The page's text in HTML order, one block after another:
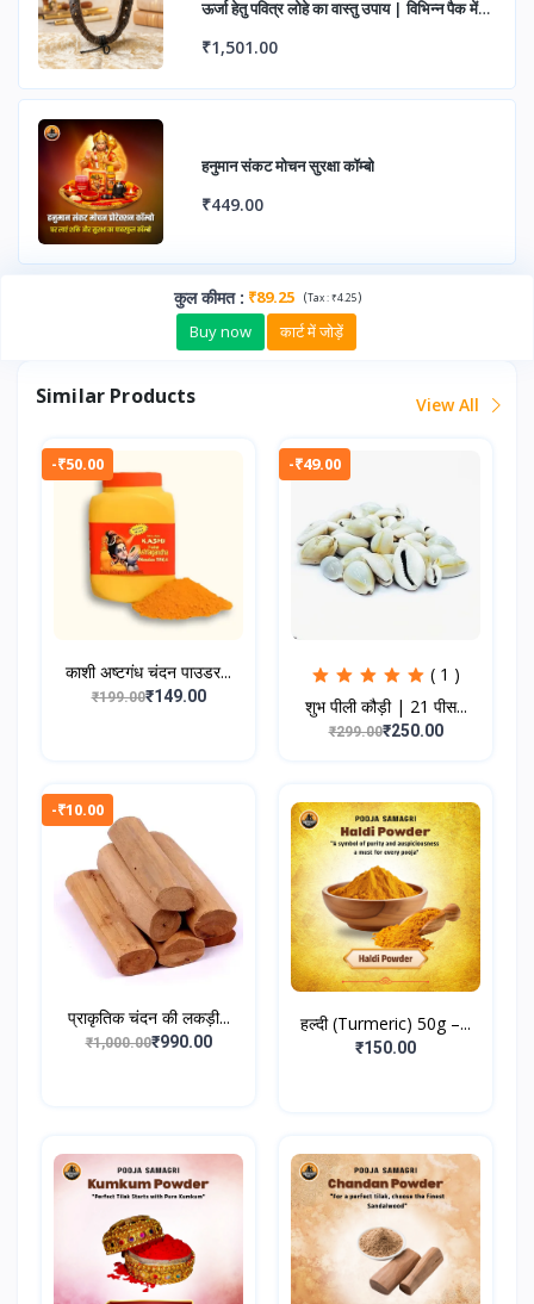
ऊर्जा हेतु पवित्र लोहे का वास्तु उपाय | विभिन्न पैक में
उपलब्ध
₹1,501.00
हनुमान संकट मोचन सुरक्षा कॉम्बो
₹449.00
कुल कीमत: ₹89.25 (Tax :₹4.25)
Buy now कार्ट में जोड़ें
Similar Products View All
-₹50.00
काशी अष्टगंध चंदन पाउडर...
₹199.00₹149.00
-₹49.00
( 1 )
शुभ पीली कौड़ी | 21 पीस...
₹299.00₹250.00
-₹10.00
प्राकृतिक चंदन की लकड़ी...
₹1,000.00₹990.00
हल्दी (Turmeric) 50g –...
₹150.00